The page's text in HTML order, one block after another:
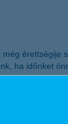
érettségije
ha időnket
A